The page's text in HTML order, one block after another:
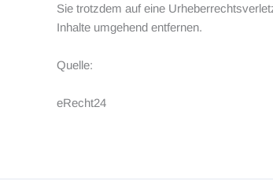
Sie trotzdem auf eine
Inhalte umgehend entfernen.
Quelle:
eRecht24